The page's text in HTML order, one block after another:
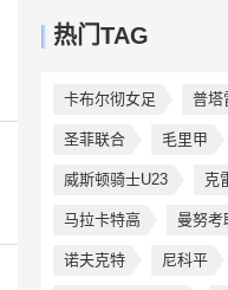
热门TAG
卡布尔彻女足 普塔
圣菲联合 毛里甲
威斯顿骑士U23 克
马拉卡特高 曼努考
诺夫克特 尼科平